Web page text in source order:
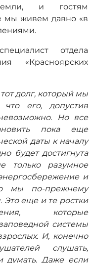
и гостям
мы живем давно «в
отдела
«Красноярских
долг, который мы
что его, допустив
Но все
пока еще
даты к началу
будет достигнута
только разумное
и
мы по-прежнему
еще и те ростки
которые
системы
И, конечно
слушать,
думать. Даже если